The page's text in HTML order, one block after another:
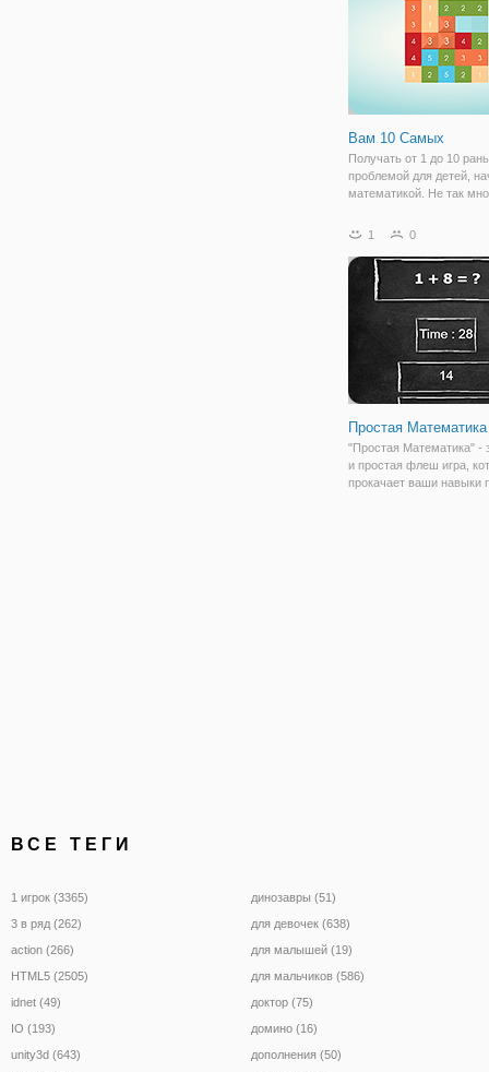
Вам 10 Самых
Получать от 1 до 10
проблемой для детей,
математикой. Не так
10 и выше может быть
весело играть, это число
1 0
Простая Математика
"Простая Математика" -
и простая флеш игра,
прокачает ваши навыки
ВСЕ ТЕГИ
1 игрок (3365)
3 в ряд (262)
action (266)
HTML5 (2505)
idnet (49)
IO (193)
unity3d (643)
динозавры (51)
для девочек (638)
для малышей (19)
для мальчиков (586)
доктор (75)
домино (16)
дополнения (50)